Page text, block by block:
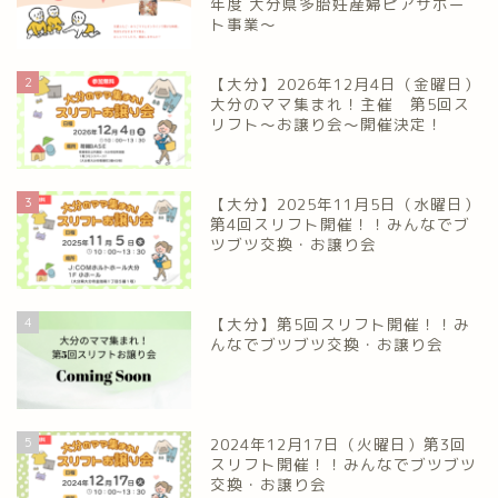
ト事業～
2
【大分】2026年12月4日（金曜日）
大分のママ集まれ！主催 第5回ス
リフト〜お譲り会〜開催決定！
3
【大分】2025年11月5日（水曜日）
第4回スリフト開催！！みんなでブ
ツブツ交換・お譲り会
4
【大分】第5回スリフト開催！！み
んなでブツブツ交換・お譲り会
5
2024年12月17日（火曜日）第3回
スリフト開催！！みんなでブツブツ
交換・お譲り会